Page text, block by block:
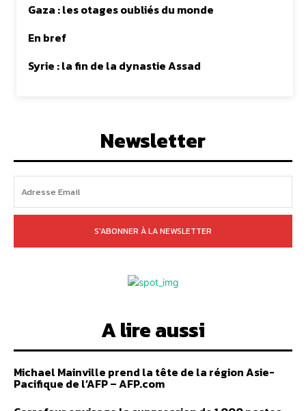
Gaza : les otages oubliés du monde
En bref
Syrie : la fin de la dynastie Assad
Newsletter
S'ABONNER À LA NEWSLETTER
A lire aussi
Michael Mainville prend la tête de la région Asie-
Pacifique de l’AFP – AFP.com